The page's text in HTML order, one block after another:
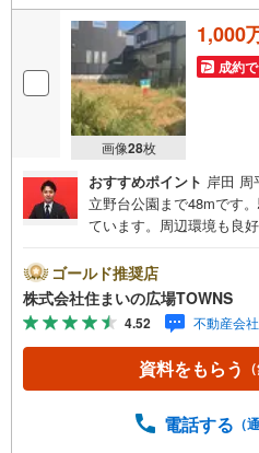
画像28枚
1,000
成約
おすすめポイント 岸田 周
立野台公園まで48mです
ています。周辺環境も良
設が建つことがなく、住
ちらの住宅用地は周辺環
待できます。こちらの土
【年中無休/9:00～21:00】
集中するため、お早めに
学する」ボタンよりご予
談○ライフプランのシミ
ゴールド推奨店
株式会社住まいの広場TOWNS
4.52 不動産会
資料をもらう
電話する （